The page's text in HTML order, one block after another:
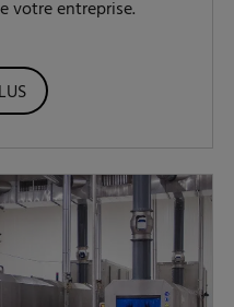
votre entreprise.